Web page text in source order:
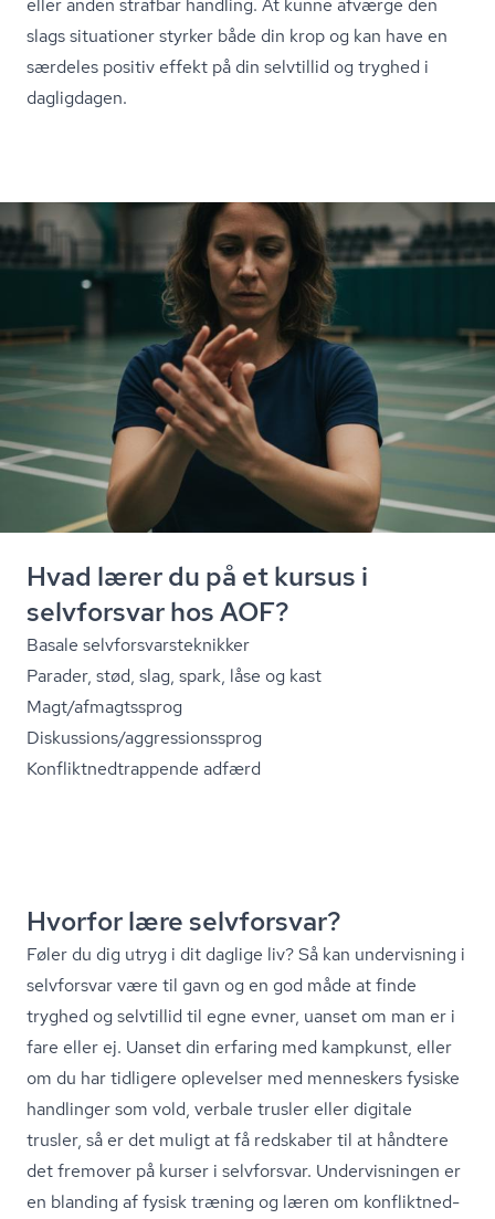
eller anden strafbar handling. At kunne afværge den
slags situationer styrker både din krop og kan have en
særdeles positiv effekt på din selvtillid og tryghed i
dagligdagen.
Hvad lærer du på et kursus i
selvforsvar hos AOF?
Basale selv­for­svars­tek­nik­ker
Parader, stød, slag, spark, låse og kast
Magt/afmagtssprog
Diskussions/ag­gres­sions­sprog
Kon­flik­t­ned­trap­pen­de adfærd
Hvorfor lære selvforsvar?
Føler du dig utryg i dit daglige liv? Så kan undervisning i
selvforsvar være til gavn og en god måde at finde
tryghed og selvtillid til egne evner, uanset om man er i
fare eller ej. Uanset din erfaring med kampkunst, eller
om du har tidligere oplevelser med menneskers fysiske
handlinger som vold, verbale trusler eller digitale
trusler, så er det muligt at få redskaber til at håndtere
det fremover på kurser i selvforsvar. Undervisningen er
en blanding af fysisk træning og læren om kon­flik­t­ned­